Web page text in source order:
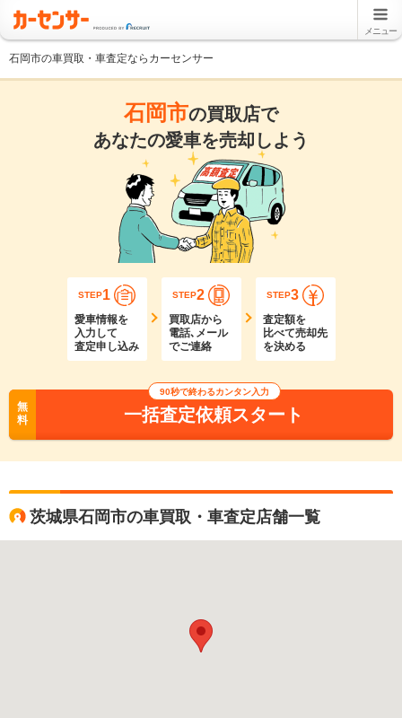
メニュー
石岡市の車買取・車査定ならカーセンサー
石岡市の買取店で
あなたの愛車を売却しよう
STEP1
愛車情報を
入力して
査定申し込み
STEP2
買取店から
電話､メール
でご連絡
STEP3
査定額を
比べて売却先
を決める
90秒で終わるカンタン入力
無
料
一括査定依頼スタート
茨城県石岡市の車買取・車査定店舗一覧